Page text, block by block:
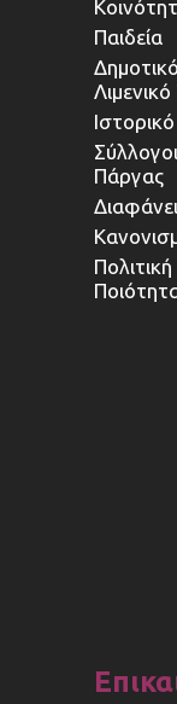
Παιδεία
Δημοτικό
Ιστορικό
Σύλλογοι
Πάργας
Πολιτική